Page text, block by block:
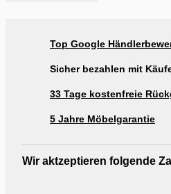
Ausstellung Möbel Rogg
Top Google
Sicher bezahlen mit
33 Tage kostenfreie
5 Jahre Möbelgarantie
Wir aktzeptieren folgende